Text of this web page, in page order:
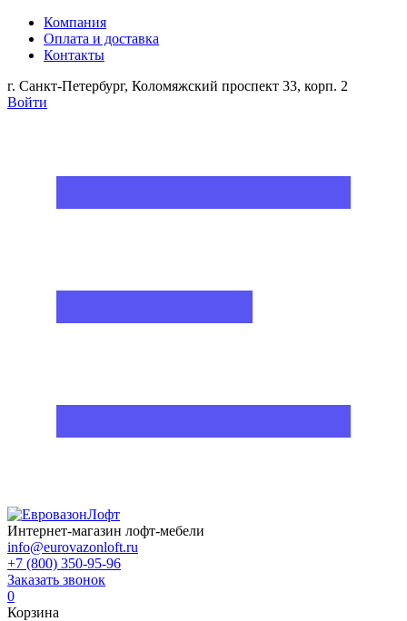
Компания
Оплата и доставка
Контакты
г. Санкт-Петербург, Коломяжский проспект 33, корп. 2
Войти
Интернет-магазин лофт-мебели
info@eurovazonloft.ru
+7 (800) 350-95-96
Заказать звонок
0
Корзина